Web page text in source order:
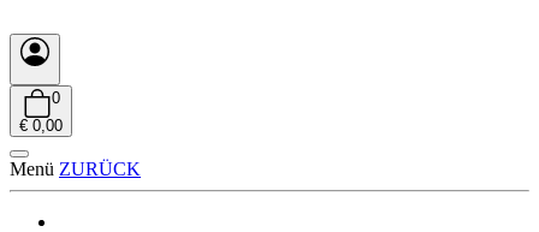
0
€ 0,00
Menü ZURÜCK